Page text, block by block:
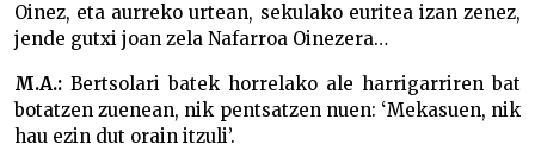
Oinez, eta aurreko urtean, sekulako euritea izan zenez,
jende gutxi joan zela Nafarroa Oinezera…
M.A.: Bertsolari batek horrelako ale harrigarriren bat
botatzen zuenean, nik pentsatzen nuen: ‘Mekasuen, nik
hau ezin dut orain itzuli’.